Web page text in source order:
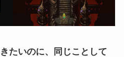
たいのに、同じことして